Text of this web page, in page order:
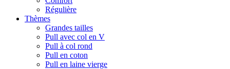
Régulière
Thèmes
Grandes tailles
Pull avec col en V
Pull à col rond
Pull en coton
Pull en laine vierge